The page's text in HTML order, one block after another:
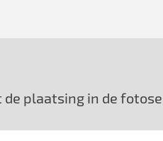
plaatsing in de